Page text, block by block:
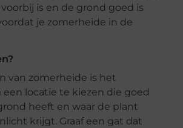
is en de grond goed is
je zomerheide in de
van zomerheide is het
een locatie te kiezen die goed
heeft en waar de plant
krijgt. Graaf een gat dat